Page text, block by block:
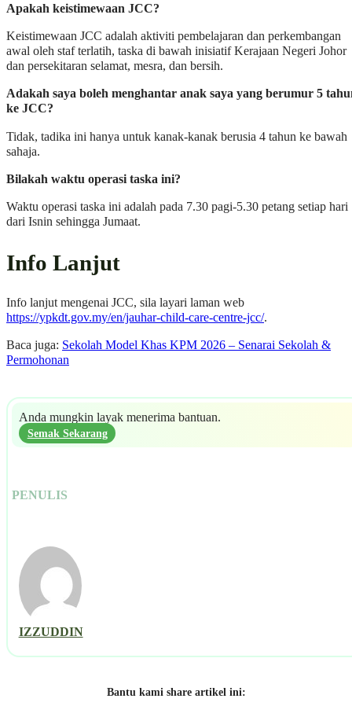
Apakah keistimewaan JCC?
Keistimewaan JCC adalah aktiviti pembelajaran dan perkembangan
awal oleh staf terlatih, taska di bawah inisiatif Kerajaan Negeri Johor
dan persekitaran selamat, mesra, dan bersih.
Adakah saya boleh menghantar anak saya yang berumur 5
ke JCC?
Tidak, tadika ini hanya untuk kanak-kanak berusia 4 tahun ke bawah
sahaja.
Bilakah waktu operasi taska ini?
Waktu operasi taska ini adalah pada 7.30 pagi-5.30 petang setiap hari
dari Isnin sehingga Jumaat.
Info Lanjut
Info lanjut mengenai JCC, sila layari laman web
https://ypkdt.gov.my/en/jauhar-child-care-centre-jcc/.
Baca juga: Sekolah Model Khas KPM 2026 – Senarai Sekolah &
Permohonan
Anda mungkin layak menerima bantuan.
Semak Sekarang
PENULIS
IZZUDDIN
Bantu kami share artikel ini: